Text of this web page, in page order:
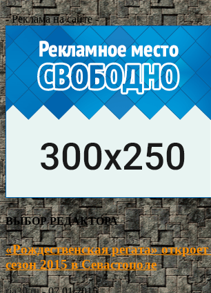
- Реклама на сайте -
ВЫБОР РЕДАКТОРА
«Рождественская регата»
сезон 2015 в Севастополе